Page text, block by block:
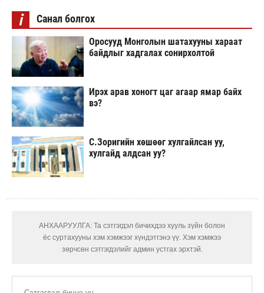
i Санал болгох
Оросууд Монголын шатахууны хараат
байдлыг хадгалах сонирхолтой
Ирэх арав хоногт цаг агаар ямар байх
вэ?
С.Зоригийн хөшөөг хулгайлсан уу,
хулгайд алдсан уу?
АНХААРУУЛГА: Та сэтгэгдэл бичихдээ хууль зүйн болон
ёс суртахууны хэм хэмжээг хүндэтгэнэ үү. Хэм хэмжээ
зөрчсөн сэтгэгдэлийг админ устгах эрхтэй.